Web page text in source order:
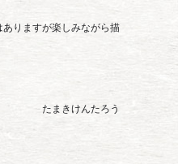
りますが楽しみながら描
たまきけんたろう